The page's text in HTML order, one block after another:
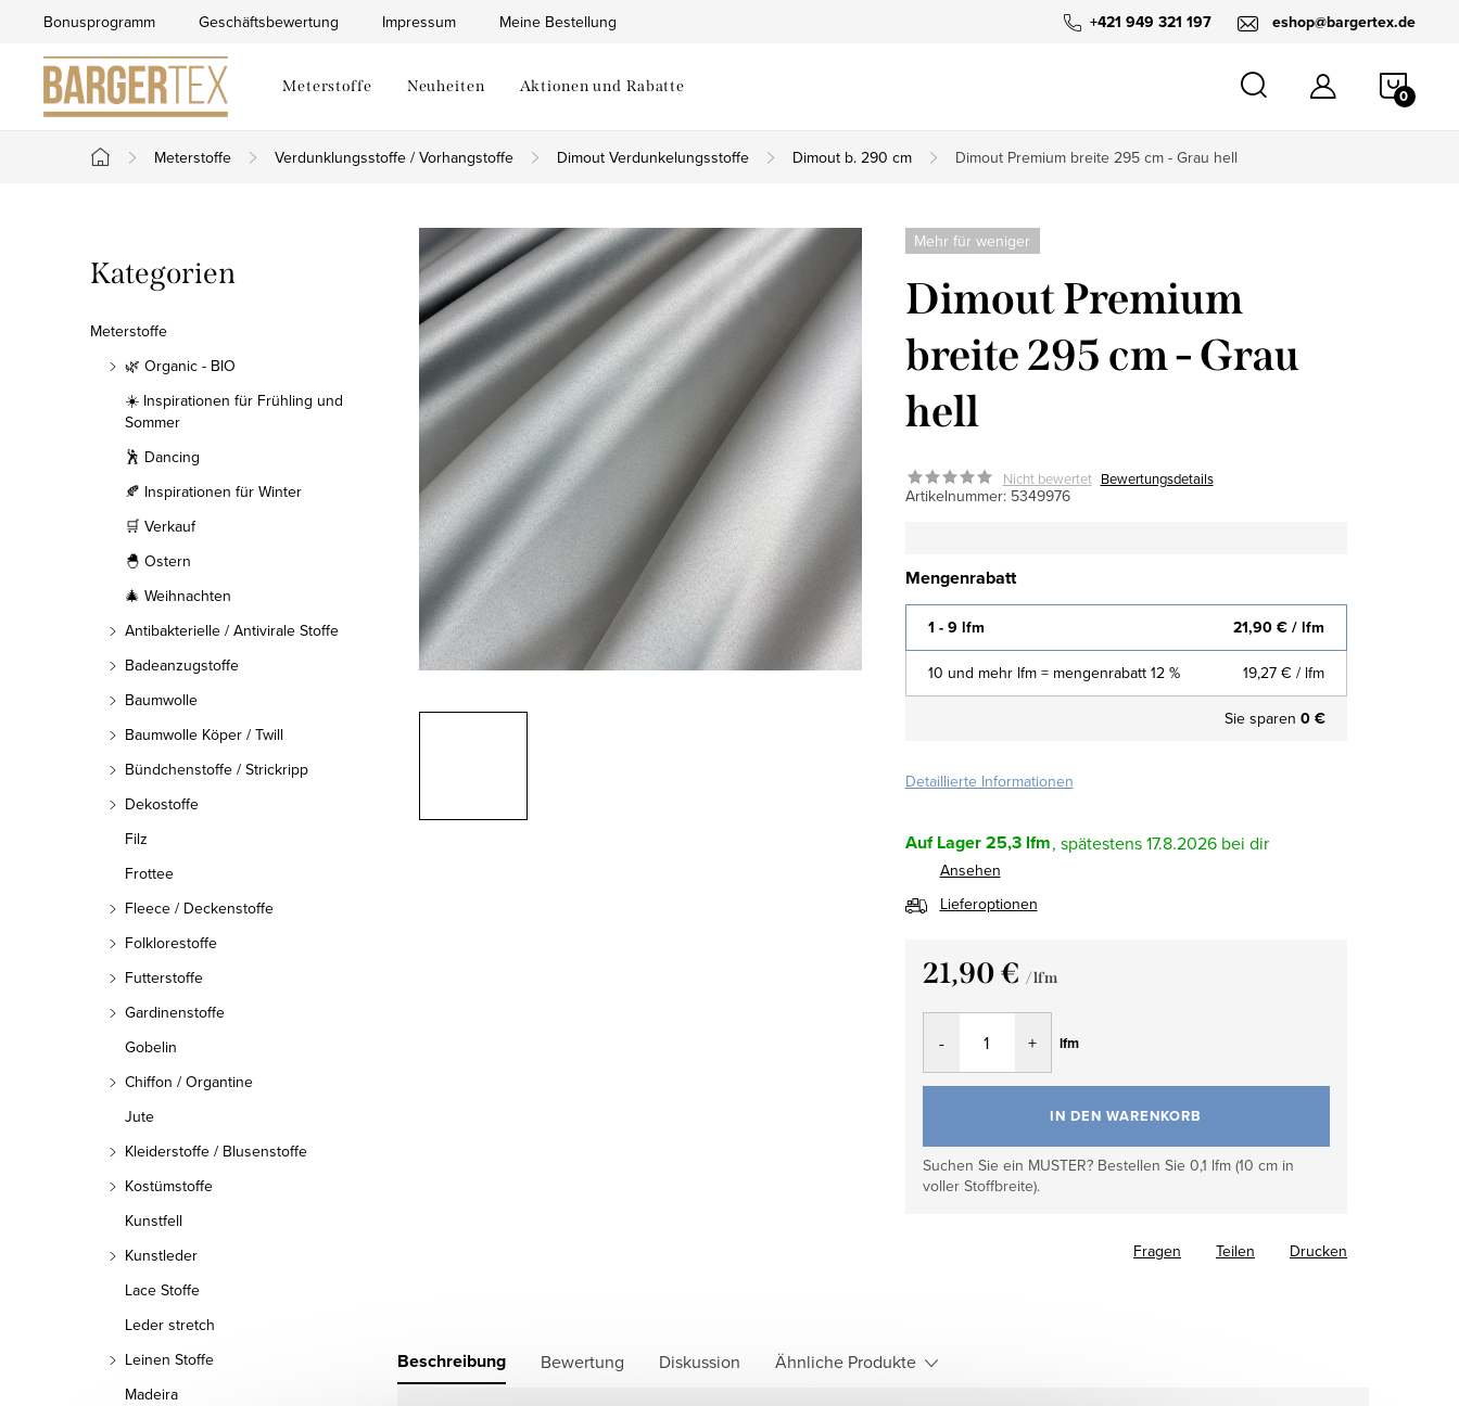
springen
+421 949 321 197 eshop@bargertex.de
Bonusprogramm Geschäftsbewertung Impressum Meine Bestellung
Meterstoffe Neuheiten Aktionen und Rabatte
Startseite
Meterstoffe Verdunklungsstoffe / Vorhangstoffe Dimout Verdunkelungsstoffe Dimout b. 290 cm Dimout Premium breite 295 cm - Grau hell
e
i
Kategorien
überspringen
Kategorien
Meterstoffe
🌿 Organic - BIO
☀️ Inspirationen für Frühling und
Sommer
🕺 Dancing
🍂 Inspirationen für Winter
🛒 Verkauf
🐣 Ostern
🎄 Weihnachten
Antibakterielle / Antivirale Stoffe
Badeanzugstoffe
Baumwolle
Baumwolle Köper / Twill
Bündchenstoffe / Strickripp
Dekostoffe
Filz
Frottee
Fleece / Deckenstoffe
Folklorestoffe
Futterstoffe
Gardinenstoffe
Gobelin
Chiffon / Organtine
Jute
Kleiderstoffe / Blusenstoffe
Kostümstoffe
Kunstfell
Kunstleder
Lace Stoffe
Leder stretch
Leinen Stoffe
Madeira
Mehr für weniger
Dimout Premium
breite 295 cm - Grau
hell
Nicht bewertet Bewertungsdetails
Artikelnummer: 5349976
Mengenrabatt
1 - 9 lfm 21,90 €/ lfm
10 und mehr lfm = mengenrabatt 12 % 19,27 € / lfm
Sie sparen 0 €
Detaillierte Informationen
Auf Lager25,3 lfm 17.8.2026
Ansehen
Lieferoptionen
21,90 € / lfm
Verkaufspreis:
lfm
IN DEN WARENKORB
Suchen Sie ein MUSTER? Bestellen Sie 0,1 lfm (10 cm in
voller Stoffbreite).
Drucken
Fragen Teilen
Beschreibung Bewertung Diskussion Ähnliche Produkte